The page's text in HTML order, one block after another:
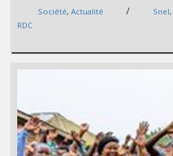
Société, Actualité / Snel,
RDC